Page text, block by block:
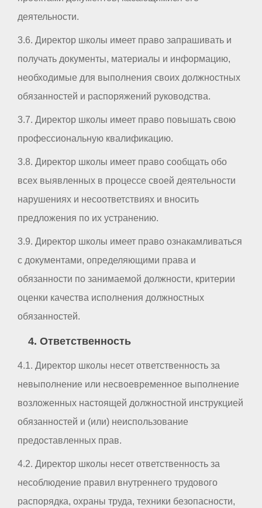
деятельности.
3.6. Директор школы имеет право запрашивать и
получать документы, материалы и информацию,
необходимые для выполнения своих должностных
обязанностей и распоряжений руководства.
3.7. Директор школы имеет право повышать свою
профессиональную квалификацию.
3.8. Директор школы имеет право сообщать обо
всех выявленных в процессе своей деятельности
нарушениях и несоответствиях и вносить
предложения по их устранению.
3.9. Директор школы имеет право ознакамливаться
с документами, определяющими права и
обязанности по занимаемой должности, критерии
оценки качества исполнения должностных
обязанностей.
4. Ответственность
4.1. Директор школы несет ответственность за
невыполнение или несвоевременное выполнение
возложенных настоящей должностной инструкцией
обязанностей и (или) неиспользование
предоставленных прав.
4.2. Директор школы несет ответственность за
несоблюдение правил внутреннего трудового
распорядка, охраны труда, техники безопасности,